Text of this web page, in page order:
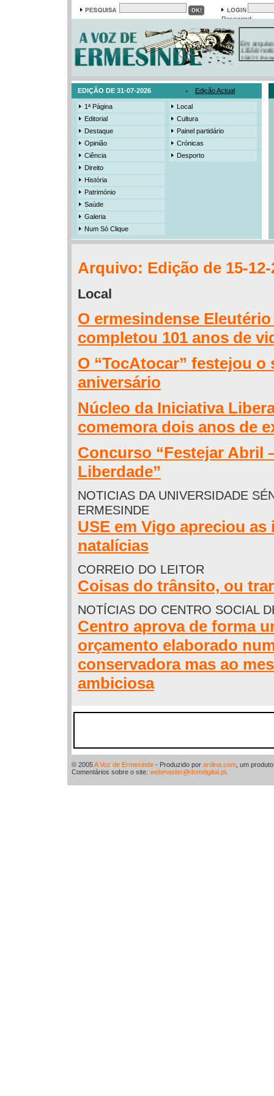
Password
Em arquivo
13558
19421
385
EDIÇÃO DE 31-07-2026 Edição Actual
1ª Página
Editorial
Destaque
Opinião
Ciência
Direito
História
Património
Saúde
Galeria
Num Só Clique
Local
Cultura
Painel partidário
Crónicas
Desporto
Arquivo: Edição de 15-12-
Local
O ermesindense
completou 101 anos de
O “TocAtocar” festejou o
aniversário
Núcleo da Iniciativa
comemora dois anos de
Concurso “Festejar Abril
Liberdade”
NOTICIAS DA UNIVERSIDADE
ERMESINDE
USE em Vigo apreciou
natalícias
CORREIO DO LEITOR
Coisas do trânsito, ou
NOTÍCIAS DO CENTRO SOCIAL
Centro aprova de forma
orçamento elaborado
conservadora mas ao
ambiciosa
© 2005A Voz de Ermesinde - Produzido por ardina.com , um
Comentários sobre o site: webmaster@domdigital.pt